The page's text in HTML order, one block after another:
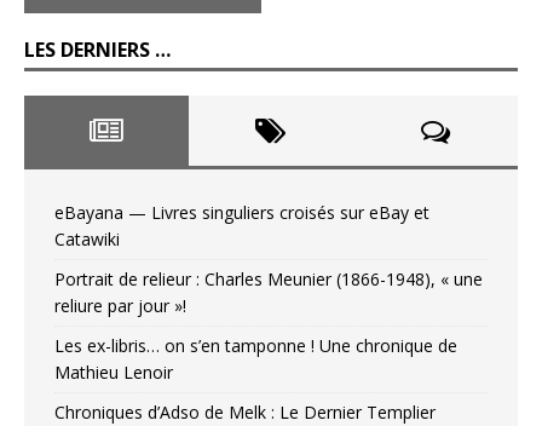
LES DERNIERS …
eBayana — Livres singuliers croisés sur eBay et
Catawiki
Portrait de relieur : Charles Meunier (1866-1948), « une
reliure par jour »!
Les ex-libris… on s’en tamponne ! Une chronique de
Mathieu Lenoir
Chroniques d’Adso de Melk : Le Dernier Templier